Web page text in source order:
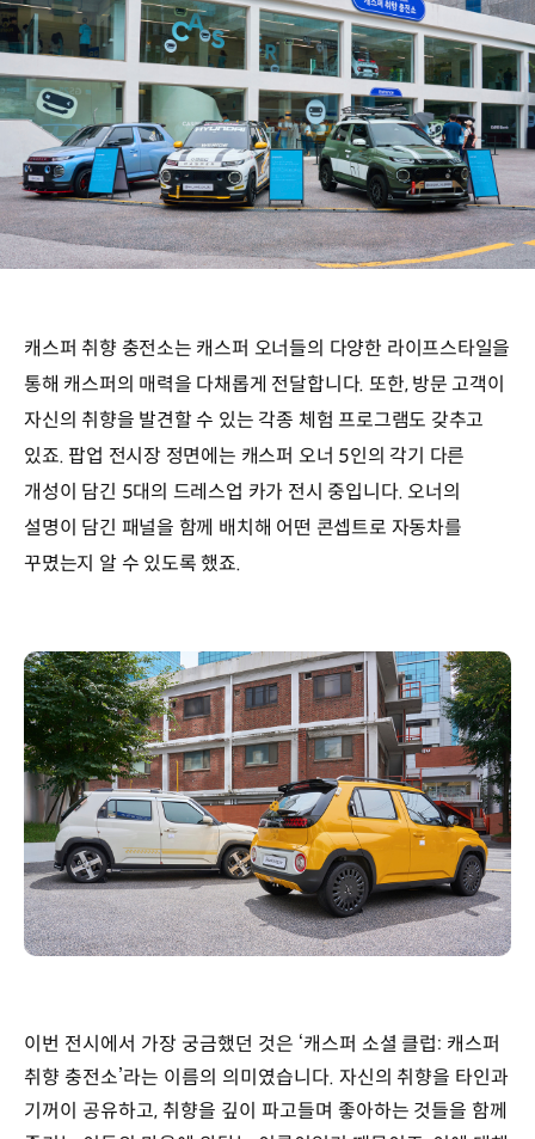
캐스퍼 취향 충전소는 캐스퍼 오너들의 다양한 라이프스타일을
통해 캐스퍼의 매력을 다채롭게 전달합니다. 또한, 방문 고객이
자신의 취향을 발견할 수 있는 각종 체험 프로그램도 갖추고
있죠. 팝업 전시장 정면에는 캐스퍼 오너 5인의 각기 다른
개성이 담긴 5대의 드레스업 카가 전시 중입니다. 오너의
설명이 담긴 패널을 함께 배치해 어떤 콘셉트로 자동차를
꾸몄는지 알 수 있도록 했죠.
이번 전시에서 가장 궁금했던 것은 ‘캐스퍼 소셜 클럽: 캐스퍼
취향 충전소’라는 이름의 의미였습니다. 자신의 취향을 타인과
기꺼이 공유하고, 취향을 깊이 파고들며 좋아하는 것들을 함께